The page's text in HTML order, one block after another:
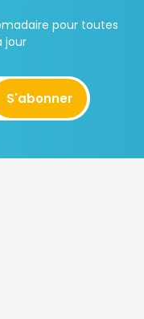
pour toutes
jour
S'abonner